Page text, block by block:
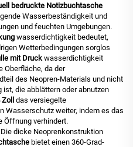
bedruckte Notizbuchtasche
Wasserbeständigkeit und
und feuchten Umgebungen.
wasserdichtigkeit bedeutet,
Wetterbedingungen sorglos
mit Druck wasserdichtigkeit
Oberfläche, da der
des Neopren-Materials und nicht
die abblättern oder abnutzen
das versiegelte
Wasserschutz weiter, indem es das
Öffnung verhindert.
Die dicke Neoprenkonstruktion
bietet einen 360-Grad-